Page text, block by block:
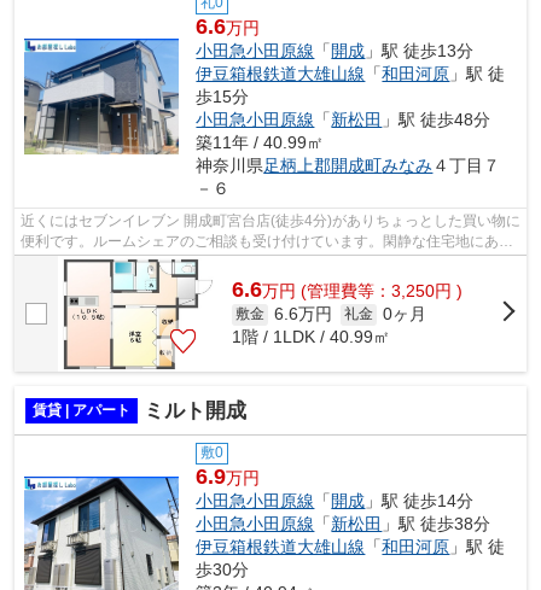
6.6万円
小田急小田原線 「開成 」駅 徒歩13分
伊豆箱根鉄道大雄山線 「和田河原 」駅 徒
歩15分
小田急小田原線 「新松田 」駅 徒歩48分
築11年 / 40.99㎡
神奈川県足柄上郡開成町みなみ４丁目７
－６
近くにはセブンイレブン 開成町宮台店(徒歩4分)がありちょっとした買い物に
便利です。ルームシェアのご相談も受け付けています。閑静な住宅地にある
物件です。足柄上郡開成町の小田急...
6.6万円 (管理費等：3,250円 )
敷金 6.6万円 礼金 0ヶ月
1階 / 1LDK / 40.99㎡
賃貸 | アパート ミルト開成
敷0
6.9万円
小田急小田原線 「開成 」駅 徒歩14分
小田急小田原線 「新松田 」駅 徒歩38分
伊豆箱根鉄道大雄山線 「和田河原 」駅 徒
歩30分